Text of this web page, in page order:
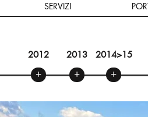
SERVIZI
2012 2013 2014>15
+ + +